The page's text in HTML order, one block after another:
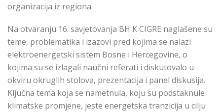
organizacija iz regiona.
Na otvaranju 16. savjetovanja BH K CIGRE naglašene su
teme, problematika i izazovi pred kojima se nalazi
elektroenergetski sistem Bosne i Hercegovine, o
kojima su se izlagali naučni referati i diskutovalo u
okviru okruglih stolova, prezentacija i panel diskusija.
Ključna tema koja se nametnula, koju su podstaknule
klimatske promjene, jeste energetska tranzicija u cilju